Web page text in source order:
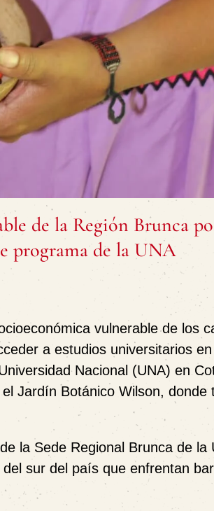
de la Región Brunca
programa de la UNA
vulnerable de los
a estudios universitarios
Nacional (UNA) en
Jardín Botánico Wilson, donde
la Sede Regional Brunca de la
sur del país que enfrentan